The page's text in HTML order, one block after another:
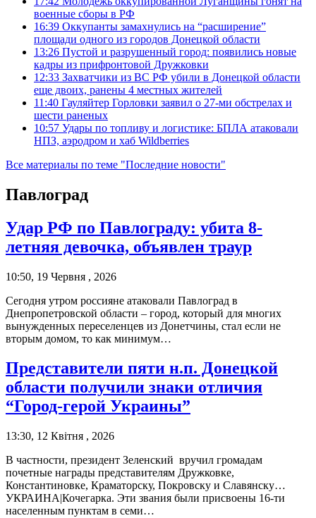
военные сборы в РФ
16:39 Оккупанты замахнулись на “расширение”
площади одного из городов Донецкой области
13:26 Пустой и разрушенный город: появились новые
кадры из прифронтовой Дружковки
12:33 Захватчики из ВС РФ убили в Донецкой области
еще двоих, ранены 4 местных жителей
11:40 Гауляйтер Горловки заявил о 27-ми обстрелах и
шести раненых
10:57 Удары по топливу и логистике: БПЛА атаковали
НПЗ, аэродром и хаб Wildberries
Все материалы по теме "Последние новости"
Павлоград
Удар РФ по Павлограду: убита 8-
летняя девочка, объявлен траур
10:50, 19 Червня , 2026
Сегодня утром россияне атаковали Павлоград в
Днепропетровской области – город, который для многих
вынужденных переселенцев из Донетчины, стал если не
вторым домом, то как минимум…
Представители пяти н.п. Донецкой
области получили знаки отличия
“Город-герой Украины”
13:30, 12 Квітня , 2026
В частности, президент Зеленский вручил громадам
почетные награды представителям Дружковке,
Константиновке, Краматорску, Покровску и Славянску…
УКРАИНА|Кочегарка. Эти звания были присвоены 16-ти
населенным пунктам в семи…